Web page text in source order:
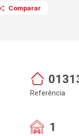
Comparar
Referência
1